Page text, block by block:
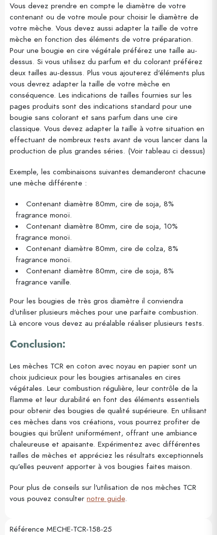
Vous devez prendre en compte le diamètre de votre
contenant ou de votre moule pour choisir le diamètre de
votre mèche. Vous devez aussi adapter la taille de votre
mèche en fonction des éléments de votre préparation.
Pour une bougie en cire végétale préférez une taille au-
dessus. Si vous utilisez du parfum et du colorant préférez
deux tailles au-dessus. Plus vous ajouterez d'éléments plus
vous devrez adapter la taille de votre mèche en
conséquence. Les indications de tailles fournies sur les
pages produits sont des indications standard pour une
bougie sans colorant et sans parfum dans une cire
classique. Vous devez adapter la taille à votre situation en
effectuant de nombreux tests avant de vous lancer dans la
production de plus grandes séries. (Voir tableau ci dessus)
Exemple, les combinaisons suivantes demanderont chacune
une mèche différente :
Contenant diamètre 80mm, cire de soja, 8%
fragrance monoï.
Contenant diamètre 80mm, cire de soja, 10%
fragrance monoï.
Contenant diamètre 80mm, cire de colza, 8%
fragrance monoï.
Contenant diamètre 80mm, cire de soja, 8%
fragrance vanille.
Pour les bougies de très gros diamètre il conviendra
d'utiliser plusieurs mèches pour une parfaite combustion.
Là encore vous devez au préalable réaliser plusieurs tests.
Conclusion:
Les mèches TCR en coton avec noyau en papier sont un
choix judicieux pour les bougies artisanales en cires
végétales. Leur combustion régulière, leur contrôle de la
flamme et leur durabilité en font des éléments essentiels
pour obtenir des bougies de qualité supérieure. En utilisant
ces mèches dans vos créations, vous pourrez profiter de
bougies qui brûlent uniformément, offrant une ambiance
chaleureuse et apaisante. Expérimentez avec différentes
tailles de mèches et appréciez les résultats exceptionnels
qu'elles peuvent apporter à vos bougies faites maison.
Pour plus de conseils sur l'utilisation de nos mèches TCR
vous pouvez consulter notre guide.
Référence MECHE-TCR-158-25